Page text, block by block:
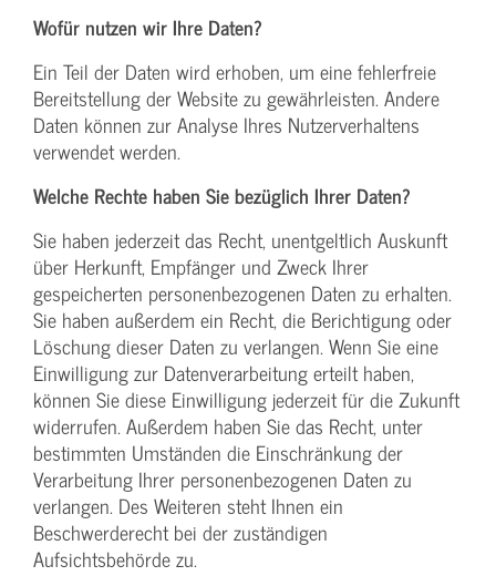
Wofür nutzen wir Ihre Daten?
Ein Teil der Daten wird erhoben, um eine fehlerfreie
Bereitstellung der Website zu gewährleisten. Andere
Daten können zur Analyse Ihres Nutzerverhaltens
verwendet werden.
Welche Rechte haben Sie bezüglich Ihrer Daten?
Sie haben jederzeit das Recht, unentgeltlich Auskunft
über Herkunft, Empfänger und Zweck Ihrer
gespeicherten personenbezogenen Daten zu erhalten.
Sie haben außerdem ein Recht, die Berichtigung oder
Löschung dieser Daten zu verlangen. Wenn Sie eine
Einwilligung zur Datenverarbeitung erteilt haben,
können Sie diese Einwilligung jederzeit für die Zukunft
widerrufen. Außerdem haben Sie das Recht, unter
bestimmten Umständen die Einschränkung der
Verarbeitung Ihrer personenbezogenen Daten zu
verlangen. Des Weiteren steht Ihnen ein
Beschwerderecht bei der zuständigen
Aufsichtsbehörde zu.